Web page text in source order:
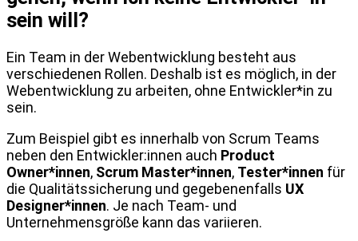
sein will?
Ein Team in der Webentwicklung besteht aus
verschiedenen Rollen. Deshalb ist es möglich, in der
Webentwicklung zu arbeiten, ohne Entwickler*in zu
sein.
Zum Beispiel gibt es innerhalb von Scrum Teams
neben den Entwickler:innen auch Product
Owner*innen, Scrum Master*innen, Tester*innen für
die Qualitätssicherung und gegebenenfalls UX
Designer*innen. Je nach Team- und
Unternehmensgröße kann das variieren.